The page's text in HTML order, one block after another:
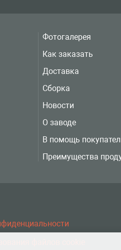
Фотогалерея
Как заказать
Доставка
Сборка
Новости
О заводе
В помощь
Преимущества